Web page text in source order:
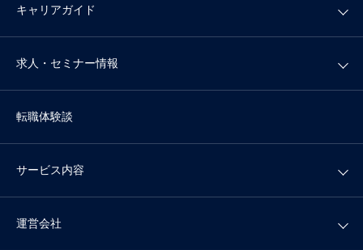
キャリアガイド
求人・セミナー情報
転職体験談
サービス内容
運営会社